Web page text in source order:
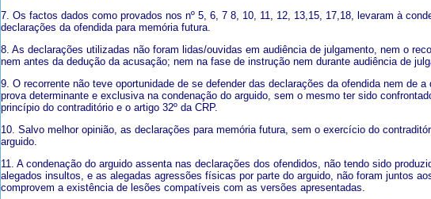
7. Os factos dados como provados nos nº 5, 6, 7 8, 10, 11, 12, 13,15, 17,18, levaram à
declarações da ofendida para memória futura.
8. As declarações utilizadas não foram lidas/ouvidas em audiência de julgamento, nem o
nem antes da dedução da acusação; nem na fase de instrução nem durante audiência de
9. O recorrente não teve oportunidade de se defender das declarações da ofendida nem de
prova determinante e exclusiva na condenação do arguido, sem o mesmo ter sido
princípio do contraditório e o artigo 32º da CRP.
10. Salvo melhor opinião, as declarações para memória futura, sem o exercício do
arguido.
11. A condenação do arguido assenta nas declarações dos ofendidos, não tendo sido
alegados insultos, e as alegadas agressões físicas por parte do arguido, não foram juntos
comprovem a existência de lesões compatíveis com as versões apresentadas.